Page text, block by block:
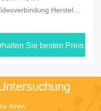
Hersteller
und
Sie besten Preis
Ihren